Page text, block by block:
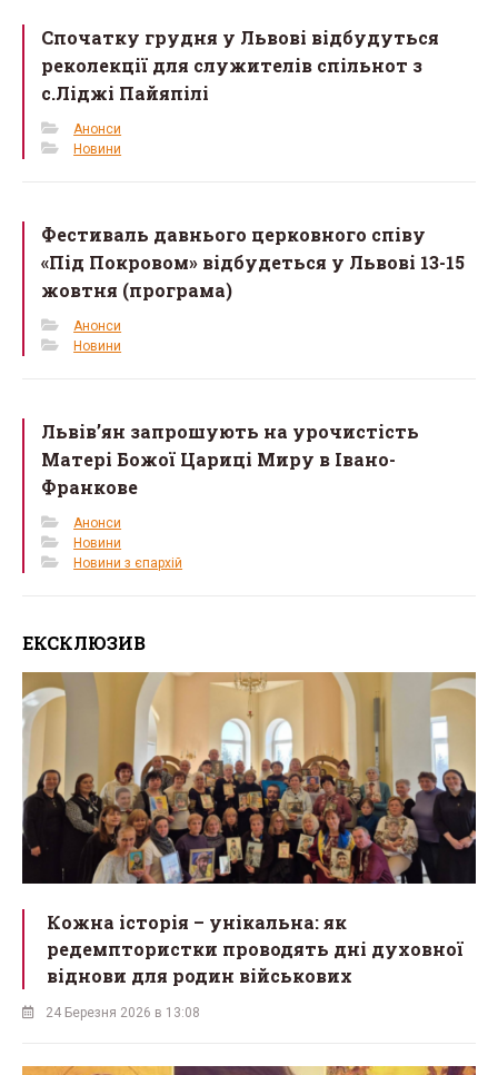
Спочатку грудня у Львові відбудуться
реколекції для служителів спільнот з
с.Ліджі Пайяпілі
Анонси
Новини
Фестиваль давнього церковного співу
«Під Покровом» відбудеться у Львові 13-15
жовтня (програма)
Анонси
Новини
Львів’ян запрошують на урочистість
Матері Божої Цариці Миру в Івано-
Франкове
Анонси
Новини
Новини з єпархій
ЕКСКЛЮЗИВ
Кожна історія – унікальна: як
редемптористки проводять дні духовної
віднови для родин військових
24 Березня 2026 в 13:08